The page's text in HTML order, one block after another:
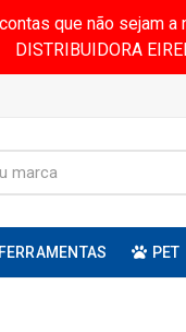
que não sejam
DISTRIBUIDORA
FERRAMENTAS PET